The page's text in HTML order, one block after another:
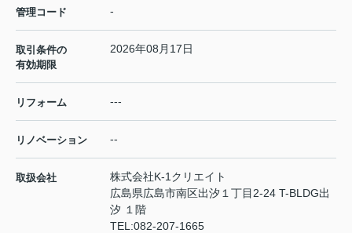
管理コード -
取引条件の
有効期限
2026年08月17日
リフォーム ---
リノベーション --
取扱会社
株式会社K-1クリエイト
広島県広島市南区出汐１丁目2-24 T-BLDG出
汐 １階
TEL:082-207-1665